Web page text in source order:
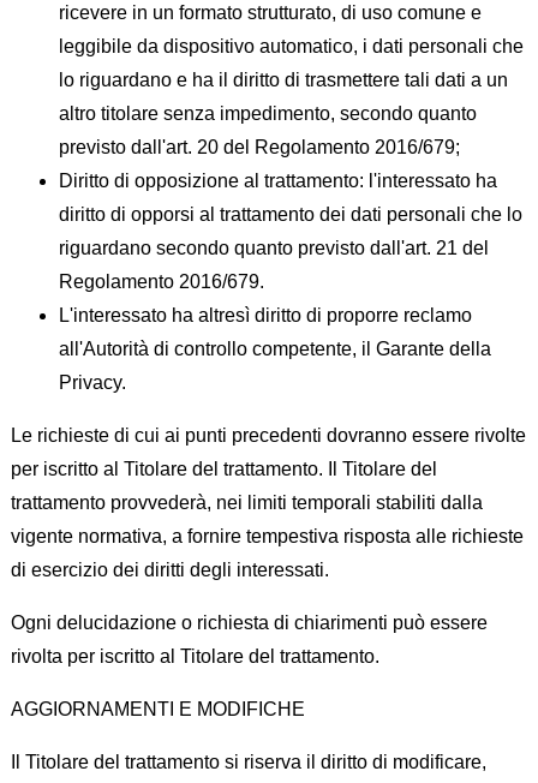
ricevere in un formato strutturato, di uso comune e
leggibile da dispositivo automatico, i dati personali che
lo riguardano e ha il diritto di trasmettere tali dati a un
altro titolare senza impedimento, secondo quanto
previsto dall'art. 20 del Regolamento 2016/679;
Diritto di opposizione al trattamento: l'interessato ha
diritto di opporsi al trattamento dei dati personali che lo
riguardano secondo quanto previsto dall'art. 21 del
Regolamento 2016/679.
L'interessato ha altresì diritto di proporre reclamo
all'Autorità di controllo competente, il Garante della
Privacy.
Le richieste di cui ai punti precedenti dovranno essere rivolte
per iscritto al Titolare del trattamento. Il Titolare del
trattamento provvederà, nei limiti temporali stabiliti dalla
vigente normativa, a fornire tempestiva risposta alle richieste
di esercizio dei diritti degli interessati.
Ogni delucidazione o richiesta di chiarimenti può essere
rivolta per iscritto al Titolare del trattamento.
AGGIORNAMENTI E MODIFICHE
Il Titolare del trattamento si riserva il diritto di modificare,